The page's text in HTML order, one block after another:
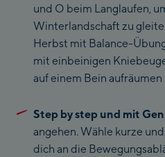
und O beim Langlaufen,
Winterlandschaft zu
Herbst mit Balance-
mit einbeinigen
auf einem Bein aufräumen
Step by step und mit
angehen. Wähle kurze
dich an die